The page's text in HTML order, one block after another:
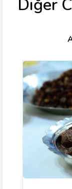
Diğer